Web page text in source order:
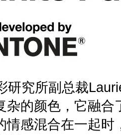
究所副总裁
杂的颜色，它融
情感混合在一起